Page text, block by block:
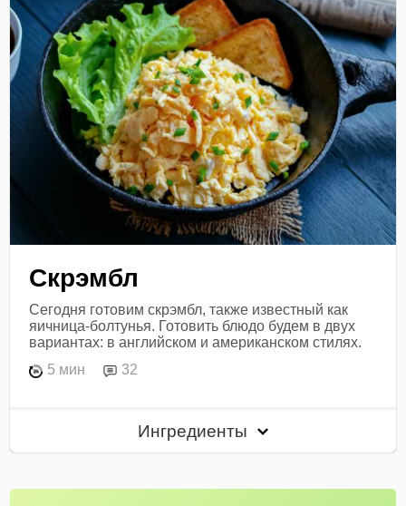
Скрэмбл
Сегодня готовим скрэмбл, также известный как
яичница-болтунья. Готовить блюдо будем в двух
вариантах: в английском и американском стилях.
5 мин
32
Ингредиенты